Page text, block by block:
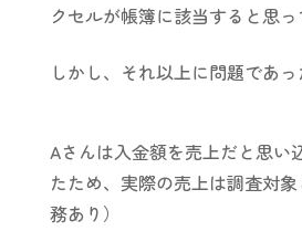
クセルが帳簿に該当すると思っ
しかし、それ以上に問題であっ
Aさんは入金額を売上だと思い
たため、実際の売上は調査対
務あり）